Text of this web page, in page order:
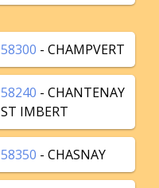
58300 - CHAMPVERT
58240 - CHANTENAY
ST IMBERT
58350 - CHASNAY